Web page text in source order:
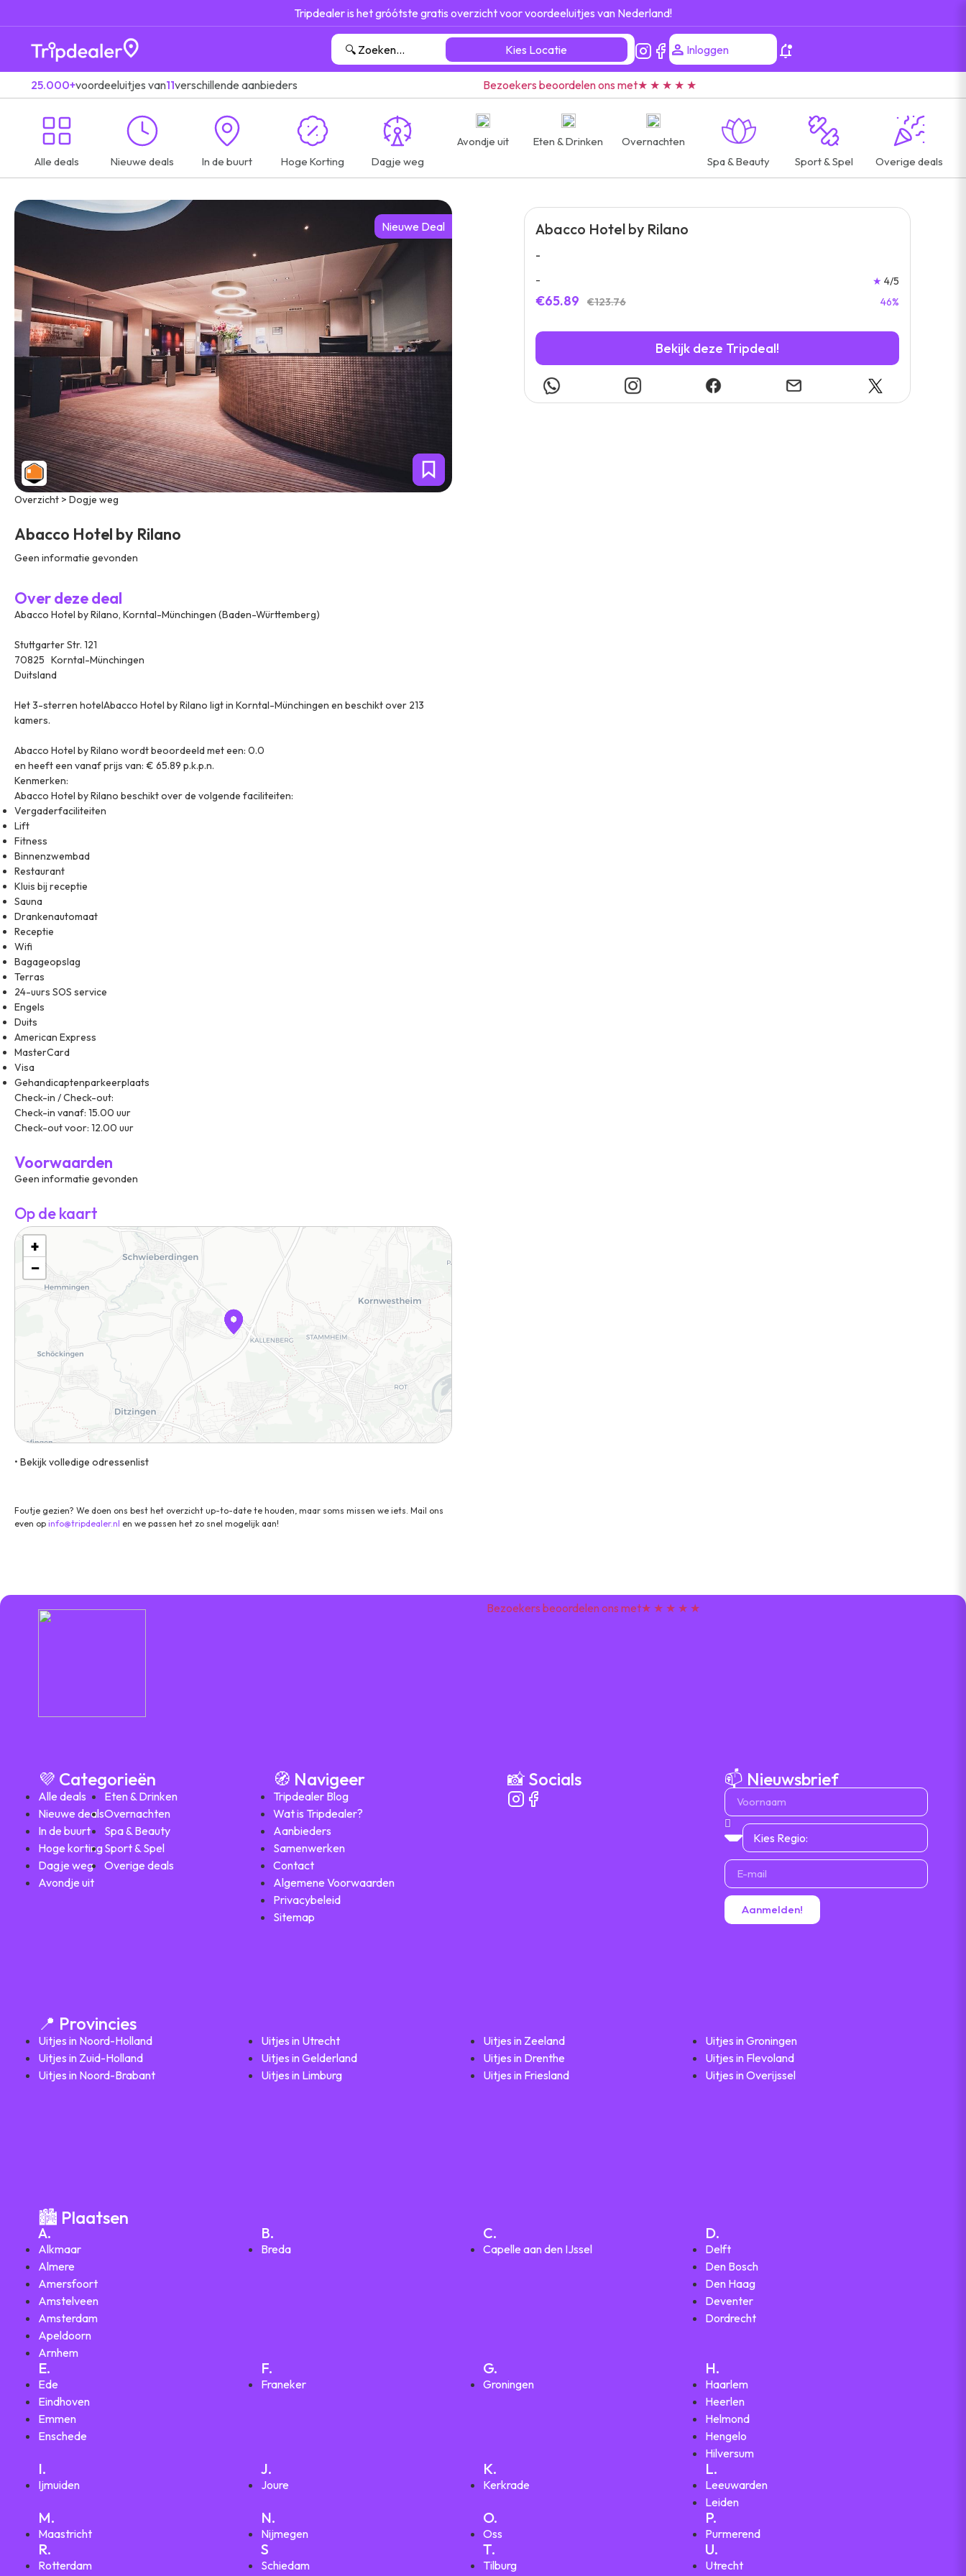
Tripdealer is het gróótste gratis overzicht voor voordeeluitjes van Nederland!
Kies Locatie Inloggen
25.000+voordeeluitjes van11verschillende aanbieders Bezoekers beoordelen ons met★ ★ ★ ★ ★
Alle deals Nieuwe deals In de buurt Hoge Korting Dagje weg
Avondje uit Eten & Drinken
Overnachten
Spa & Beauty
Sport & Spel Overige deals
Nieuwe Deal
Overzicht > Dogje weg
Abacco Hotel by Rilano
Geen informatie gevonden
Over deze deal
Abacco Hotel by Rilano, Korntal-Münchingen (Baden-Württemberg)
Stuttgarter Str. 121
70825 Korntal-Münchingen
Duitsland
Het 3-sterren hotelAbacco Hotel by Rilano ligt in Korntal-Münchingen en beschikt over 213
kamers.
Abacco Hotel by Rilano wordt beoordeeld met een: 0.0
en heeft een vanaf prijs van: € 65.89 p.k.p.n.
Kenmerken:
Abacco Hotel by Rilano beschikt over de volgende faciliteiten:
Vergaderfaciliteiten
Lift
Fitness
Binnenzwembad
Restaurant
Kluis bij receptie
Sauna
Drankenautomaat
Receptie
Wifi
Bagageopslag
Terras
24-uurs SOS service
Engels
Duits
American Express
MasterCard
Visa
Gehandicaptenparkeerplaats
Check-in / Check-out:
Check-in vanaf: 15.00 uur
Check-out voor: 12.00 uur
Voorwaarden
Geen informatie gevonden
Op de kaart
+
−
• Bekijk volledige odressenlist
Foutje gezien? We doen ons best het overzicht up-to-date te houden, maar soms missen we iets. Mail ons
even op info@tripdealer.nl en we passen het zo snel mogelijk aan!
Abacco Hotel by Rilano
-
-
€65.89 €123.76
★ 4/5
46%
Bekijk deze Tripdeal!
Bezoekers beoordelen ons met★ ★ ★ ★ ★
💜 Categorieën
Alle deals
Nieuwe deals
In de buurt
Hoge korting
Dagje weg
Avondje uit
Eten & Drinken
Overnachten
Spa & Beauty
Sport & Spel
Overige deals
🧭 Navigeer
Tripdealer Blog
Wat is Tripdealer?
Aanbieders
Samenwerken
Contact
Algemene Voorwaarden
Privacybeleid
Sitemap
📸 Socials 📫 Nieuwsbrief
Aanmelden!
📍 Provincies
Uitjes in Noord-Holland
Uitjes in Zuid-Holland
Uitjes in Noord-Brabant
Uitjes in Utrecht
Uitjes in Gelderland
Uitjes in Limburg
Uitjes in Zeeland
Uitjes in Drenthe
Uitjes in Friesland
Uitjes in Groningen
Uitjes in Flevoland
Uitjes in Overijssel
🏙️ Plaatsen
A.
Alkmaar
Almere
Amersfoort
Amstelveen
Amsterdam
Apeldoorn
Arnhem
B.
Breda
C.
Capelle aan den IJssel
D.
Delft
Den Bosch
Den Haag
Deventer
Dordrecht
E.
Ede
Eindhoven
Emmen
Enschede
F.
Franeker
G.
Groningen
H.
Haarlem
Heerlen
Helmond
Hengelo
Hilversum
I.
Ijmuiden
J.
Joure
K.
Kerkrade
L.
Leeuwarden
Leiden
M.
Maastricht
N.
Nijmegen
O.
Oss
P.
Purmerend
R.
Rotterdam
S
Schiedam
T.
Tilburg
U.
Utrecht